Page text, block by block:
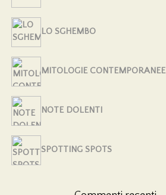
LO SGHEMBO
MITOLOGIE CONTEMPORANEE
NOTE DOLENTI
SPOTTING SPOTS